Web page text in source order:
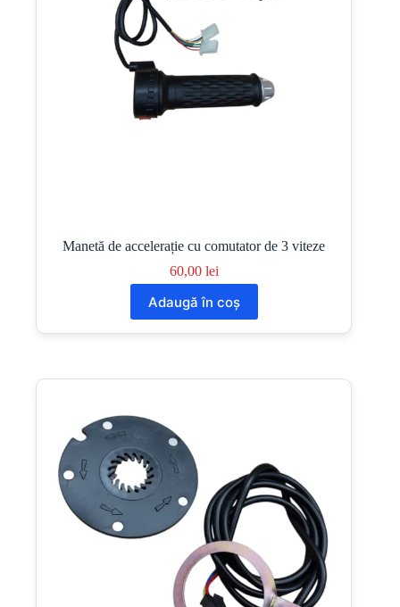
Manetă de accelerație cu comutator de 3 viteze
60,00 lei
Adaugă în coș